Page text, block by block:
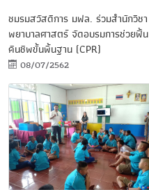
ชมรมสวัสดิการ มฟล. ร่วมสำนักวิชา
พยาบาลศาสตร์ จัดอบรมการช่วยฟื้น
คืนชีพขั้นพื้นฐาน (CPR)
08/07/2562